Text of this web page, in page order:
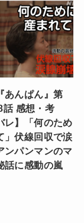
あんぱん』第
話 感想・考
レ】「何のため
」伏線回収で涙
ンパンマンのマ
話に感動の嵐